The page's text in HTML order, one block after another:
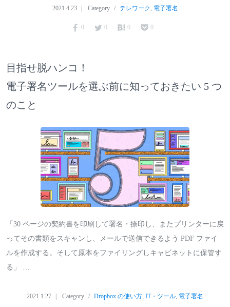
2021.4.23 Category テレワーク 電子署名
0 0 0 0
目指せ脱ハンコ！
電子署名ツールを選ぶ前に知っておきたい 5 つ
のこと
「30 ページの契約書を印刷して署名・捺印し、またプリンターに戻
ってその書類をスキャンし、メールで送信できるよう PDF ファイ
ルを作成する。そして原本をファイリングしキャビネットに保管す
る」 …
2021.1.27 Category Dropbox の使い方, IT・ツール, 電子署名